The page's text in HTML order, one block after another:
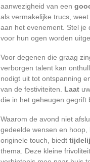
aanwezigheid van een
als vermakelijke trucs,
aan het evenement. Stel je
voor hun ogen worden
Voor degenen die graag
verborgen talent kan
nodigt uit tot ontspanning
van de festiviteiten. Laat
die in het geheugen gegrift
Waarom de avond niet
gedeelde wensen en
originele touch, biedt
thema. Deze kleine